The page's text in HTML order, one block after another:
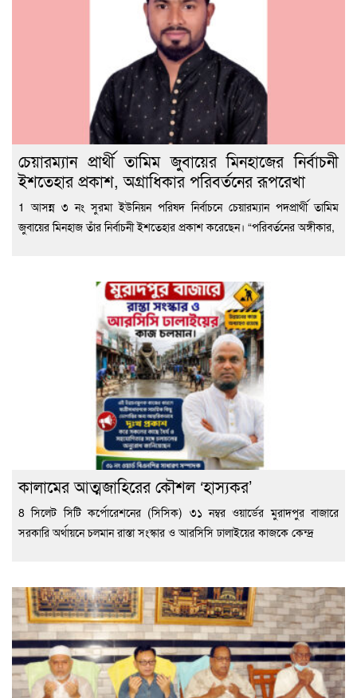
চেয়ারম্যান প্রার্থী তামিম জুবায়ের মিনহাজের নির্বাচনী
ইশতেহার প্রকাশ, অগ্রাধিকার পরিবর্তনের রূপরেখা
1 আসন্ন ৩ নং সুরমা ইউনিয়ন পরিষদ নির্বাচনে চেয়ারম্যান পদপ্রার্থী তামিম
জুবায়ের মিনহাজ তাঁর নির্বাচনী ইশতেহার প্রকাশ করেছেন। “পরিবর্তনের অঙ্গীকার,
কালামের আত্মজাহিরের কৌশল ‘হাস্যকর’
8 সিলেট সিটি কর্পোরেশনের (সিসিক) ৩১ নম্বর ওয়ার্ডের মুরাদপুর বাজারে
সরকারি অর্থায়নে চলমান রাস্তা সংস্কার ও আরসিসি ঢালাইয়ের কাজকে কেন্দ্র